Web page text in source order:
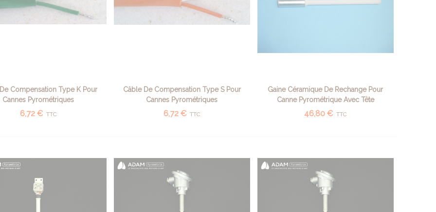
AJOUTER AU PANIER
Compensation Type K Pour
Cannes Pyrométriques
6,72 € TTC
AJOUTER AU PANIER
Câble De Compensation Type S Pour
Cannes Pyrométriques
6,72 € TTC
AFFICHER PLUS
Gaine Céramique De Rechange Pour
Canne Pyrométrique Avec Tête
46,80 € TTC